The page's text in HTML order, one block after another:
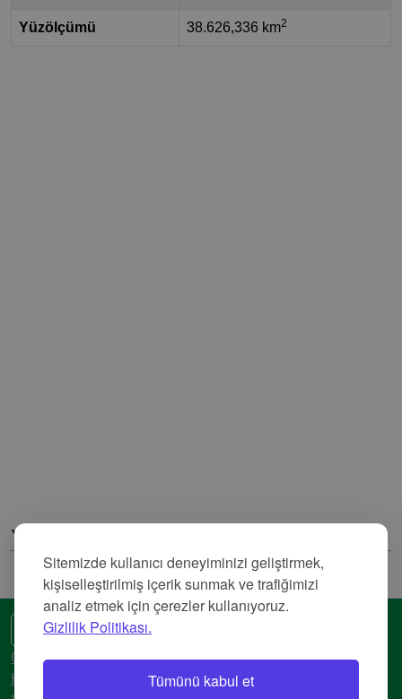
Sitemizde kullanıcı deneyiminizi geliştirmek,
kişiselleştirilmiş içerik sunmak ve trafiğimizi
analiz etmek için çerezler kullanıyoruz.
Gizlilik Politikası.
Tümünü kabul et
Yüzölçümü 38.626,336 km2
Yorumlar
🌍 Başka bir dil
Gizlilik Politikası
Hizmet Şartları